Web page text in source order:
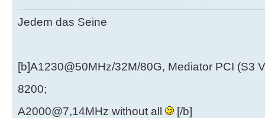
Jedem das Seine
[b]A1230@50MHz/32M/80G, Mediator PCI (S3
8200;
A2000@7,14MHz without all
[/b]